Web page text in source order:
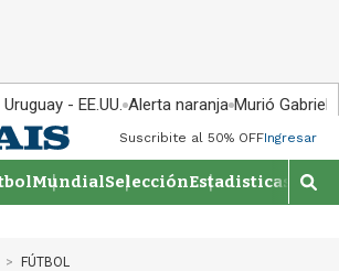
- EE.UU. Alerta naranja Murió Gabriel
Suscribite al 50% OFFIngresar
MundialSelecciónEstadisticas
M
o
FÚTBOL